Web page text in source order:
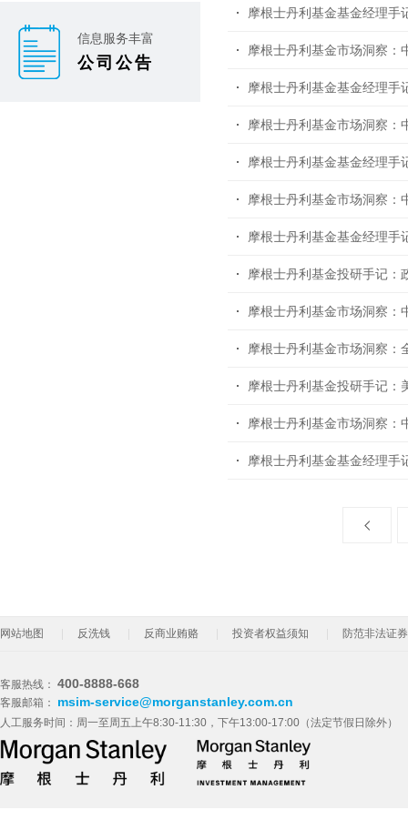
信息服务丰富
公司公告
摩根士丹利基金基金经理手
摩根士丹利基金市场洞察：
摩根士丹利基金基金经理手
摩根士丹利基金市场洞察：
摩根士丹利基金基金经理手
摩根士丹利基金市场洞察：
摩根士丹利基金基金经理手
摩根士丹利基金投研手记：
摩根士丹利基金市场洞察：
摩根士丹利基金市场洞察：
摩根士丹利基金投研手记：
摩根士丹利基金市场洞察：
摩根士丹利基金基金经理手
网站地图 反洗钱 反商业贿赂 投资者权益须知 防范非法证
客服热线： 400-8888-668
客服邮箱： msim-service@morganstanley.com.cn
人工服务时间：周一至周五上午8:30-11:30，下午13:00-17:00（法定节假日除外）